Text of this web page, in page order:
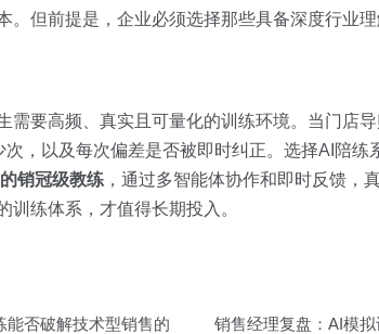
。但前提是，企业必须选择那些具备深度行业
需要高频、真实且可量化的训练环境。当门店
次，以及每次偏差是否被即时纠正。选择AI陪
销冠级教练 ，通过多智能体协作和即时反馈，
练体系，才值得长期投入。
能否破解技术型销售的
销售经理复盘：AI模